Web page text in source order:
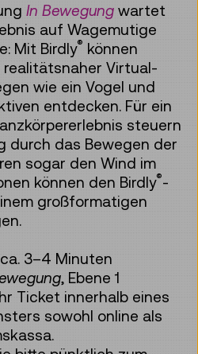
In Bewegung wartet
auf Wagemutige
Mit Birdly® können
realitätsnaher Virtual-
wie ein Vogel und
entdecken. Für ein
steuern
durch das Bewegen der
sogar den Wind im
können den Birdly®-
großformatigen
ca. 3–4 Minuten
, Ebene 1
Ticket innerhalb eines
sowohl online als